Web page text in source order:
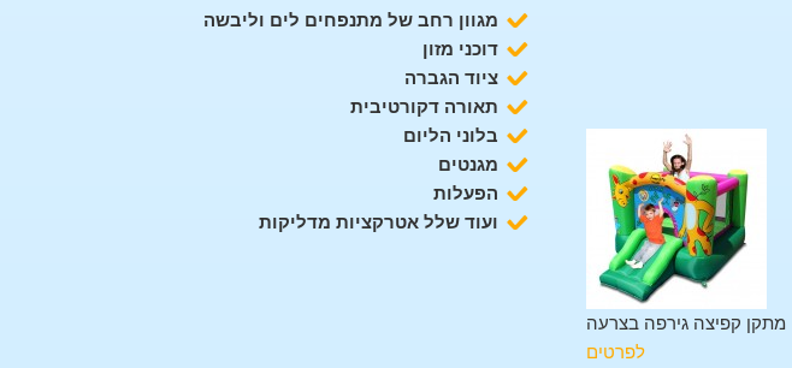
מתקן קפיצה גירפה בצרעה
לפרטים
מגוון רחב של מתנפחים לים וליבשה
דוכני מזון
ציוד הגברה
תאורה דקורטיבית
בלוני הליום
מגנטים
הפעלות
ועוד שלל אטרקציות מדליקות